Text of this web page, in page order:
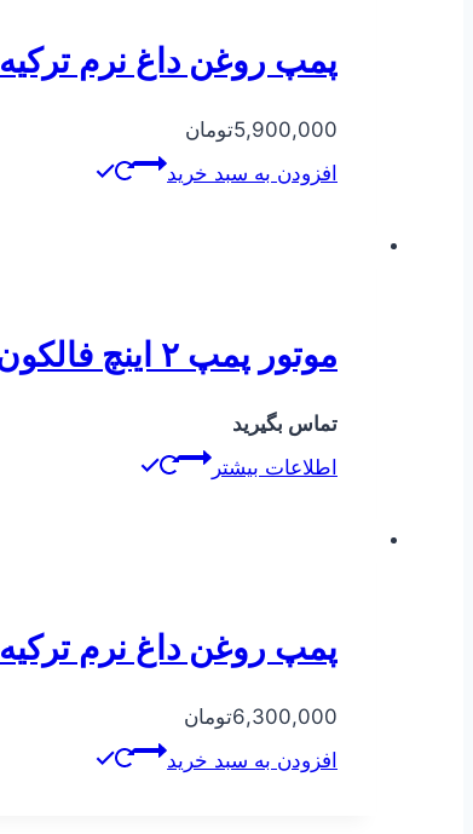
پمپ روغن داغ نرم ترکیه Norm مدل ۲۵۰-۶۵
5,900,000تومان
افزودن به سبد خرید
موتور پمپ ۲ اینچ فالکون مدل RB20-AS
تماس بگیرید
اطلاعات بیشتر
پمپ روغن داغ نرم ترکیه Norm مدل ۲۰۰-۱۰۰
6,300,000تومان
افزودن به سبد خرید